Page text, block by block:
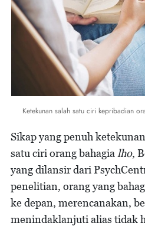
Ketekunan salah satu ciri kepribadian
Sikap yang penuh
satu ciri orang bahagia lho,
yang dilansir dari
penelitian, orang yang
ke depan, merencanakan,
menindaklanjuti alias tidak